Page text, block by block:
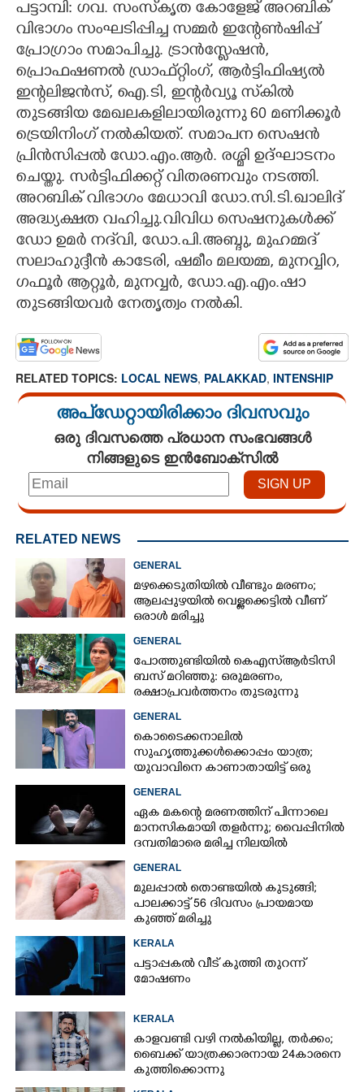
CARTOONS
LITERATURE
ZOOM
പട്ടാമ്പി: ഗവ. സംസ്‌കൃത കോളേജ് അറബിക്
വിഭാഗം സംഘടിപ്പിച്ച സമ്മർ ഇന്റേൺഷിപ്പ്
പ്രോഗ്രാം സമാപിച്ചു. ട്രാൻസ്ലേഷൻ,
പ്രൊഫഷണൽ ഡ്രാഫ്റ്റിംഗ്, ആർട്ടിഫിഷ്യൽ
ഇന്റലിജൻസ്, ഐ.ടി, ഇന്റർവ്യൂ സ്‌കിൽ
തുടങ്ങിയ മേഖലകളിലായിരുന്നു 60 മണിക്കൂർ
ട്രെയിനിംഗ് നൽകിയത്. സമാപന സെഷൻ
പ്രിൻസിപ്പൽ ഡോ.എം.ആർ. രശ്മി ഉദ്ഘാടനം
ചെയ്തു. സർട്ടിഫിക്കറ്റ് വിതരണവും നടത്തി.
അറബിക് വിഭാഗം മേധാവി ഡോ.സി.ടി.ഖാലിദ്
അദ്ധ്യക്ഷത വഹിച്ചു.വിവിധ സെഷനുകൾക്ക്
ഡോ ഉമർ നദ്‌വി, ഡോ.പി.അബ്ദു, മുഹമ്മദ്
സലാഹുദ്ദീൻ കാടേരി, ഷമീം മലയമ്മ, മുനവ്വിറ,
ഗഫൂർ ആറ്റൂർ, മുനവ്വർ, ഡോ.എ.എം.ഷാ
തുടങ്ങിയവർ നേതൃത്വം നൽകി.
RELATED TOPICS: LOCAL NEWS, PALAKKAD, INTENSHIP
അപ്ഡേറ്റായിരിക്കാം ദിവസവും
ഒരു ദിവസത്തെ പ്രധാന സംഭവങ്ങൾ
നിങ്ങളുടെ ഇൻബോക്സിൽ
RELATED NEWS
GENERAL
മഴക്കെടുതിയിൽ വീണ്ടും മരണം;
ആലപ്പുഴയിൽ വെള്ളക്കെട്ടിൽ വീണ്
ഒരാൾ മരിച്ചു
GENERAL
പോത്തുണ്ടിയിൽ കെഎസ്ആർടിസി
ബസ് മറിഞ്ഞു: ഒരുമരണം,
രക്ഷാപ്രവര്‍ത്തനം തുടരുന്നു
GENERAL
കൊടൈക്കനാലിൽ
സുഹൃത്തുക്കൾക്കൊപ്പം യാത്ര;
യുവാവിനെ കാണാതായിട്ട് ഒരു
കുടുംബം
GENERAL
ഏക മകന്റെ മരണത്തിന് പിന്നാലെ
മാനസികമായി തളർന്നു; വൈപ്പിനിൽ
ദമ്പതിമാരെ മരിച്ച നിലയിൽ
GENERAL
മുലപ്പാൽ തൊണ്ടയിൽ കുടുങ്ങി;
പാലക്കാട്ട് 56 ദിവസം പ്രായമായ
കുഞ്ഞ് മരിച്ചു
KERALA
പട്ടാപ്പകൽ വീട് കുത്തി തുറന്ന്
മോഷണം
KERALA
കാളവണ്ടി വഴി നൽകിയില്ല, തർക്കം;
ബൈക്ക് യാത്രക്കാരനായ 24കാരനെ
കുത്തിക്കൊന്നു